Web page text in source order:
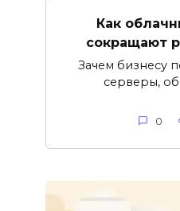
Как
сокращают
Зачем бизнесу
серверы,
0